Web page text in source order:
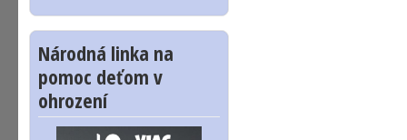
Národná linka na
pomoc deťom v
ohrození